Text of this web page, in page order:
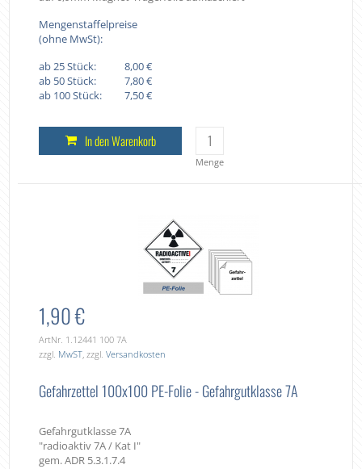
Mengenstaffelpreise
(ohne MwSt):
ab 25 Stück:
8,00 €
ab 50 Stück:
7,80 €
ab 100 Stück:
7,50 €
Menge
In den Warenkorb
1,90 €
ArtNr. 1.12441 100 7A
zzgl. MwST, zzgl.Versandkosten
Gefahrzettel 100x100 PE-Folie - Gefahrgutklasse 7A
Gefahrgutklasse 7A
"radioaktiv 7A / Kat I"
gem. ADR 5.3.1.7.4